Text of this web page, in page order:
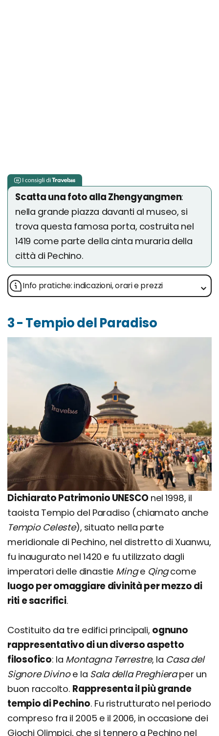
Scatta una foto alla Zhengyangmen:
nella grande piazza davanti al museo, si
trova questa famosa porta, costruita nel
1419 come parte della cinta muraria della
città di Pechino.
Info pratiche: indicazioni, orari e prezzi
3 - Tempio del Paradiso
Dichiarato Patrimonio UNESCOnel 1998, il
taoista Tempio del Paradiso (chiamato anche
Tempio Celeste), situato nella parte
meridionale di Pechino, nel distretto di Xuanwu,
fu inaugurato nel 1420 e fu utilizzato dagli
imperatori delle dinastie Minge Qingcome
luogo per omaggiare divinità per mezzo di
riti e sacrifici.
Costituito da tre edifici principali, ognuno
rappresentativo di un diverso aspetto
filosofico: la Montagna Terrestre, la Casa del
Signore Divinoe la Sala della Preghieraper un
buon raccolto. Rappresenta il più grande
tempio di Pechino. Fu ristrutturato nel periodo
compreso fra il 2005 e il 2006, in occasione dei
Giochi Olimpici, che si tennero a Pechino nel